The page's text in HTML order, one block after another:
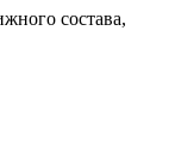
состава,